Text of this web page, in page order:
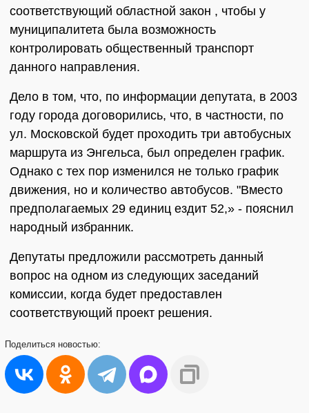
соответствующий областной закон , чтобы у
муниципалитета была возможность
контролировать общественный транспорт
данного направления.
Дело в том, что, по информации депутата, в 2003
году города договорились, что, в частности, по
ул. Московской будет проходить три автобусных
маршрута из Энгельса, был определен график.
Однако с тех пор изменился не только график
движения, но и количество автобусов. "Вместо
предполагаемых 29 единиц ездит 52,» - пояснил
народный избранник.
Депутаты предложили рассмотреть данный
вопрос на одном из следующих заседаний
комиссии, когда будет предоставлен
соответствующий проект решения.
Поделиться новостью: